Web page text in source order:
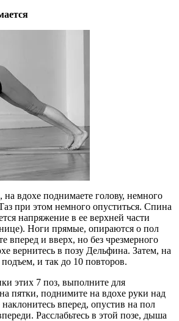
вдохе поднимаете голову, немного
при этом немного опуститься. Спина
напряжение в ее верхней части
Ноги прямые, опираются о пол
вперед и вверх, но без чрезмерного
вернитесь в позу Дельфина. Затем, на
подъем, и так до 10 повторов.
этих 7 поз, выполните для
на пятки, поднимите на вдохе руки над
вперед, опустив на пол
Расслабьтесь в этой позе, дыша